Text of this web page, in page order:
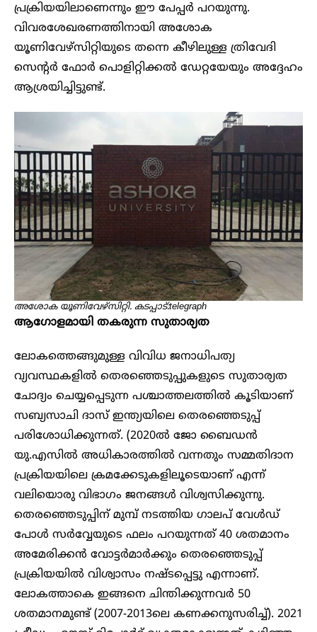
പ്രക്രിയയിലാണെന്നും ഈ പേപ്പർ പറയുന്നു.
വിവരശേഖരണത്തിനായി അശോക
യൂണിവേഴ്‌സിറ്റിയുടെ തന്നെ കീഴിലുള്ള ത്രിവേദി
സെന്റർ ഫോർ പൊളിറ്റിക്കൽ ഡേറ്റയേയും അദ്ദേഹം
ആശ്രയിച്ചിട്ടുണ്ട്.
അശോക യൂണിവേഴ്സിറ്റി. കടപ്പാട്:telegraph
ആ​ഗോളമായി തകരുന്ന സുതാര്യത
ലോകത്തെങ്ങുമുള്ള വിവിധ ജനാധിപത്യ
വ്യവസ്ഥകളിൽ തെരഞ്ഞെടുപ്പുകളുടെ സുതാര്യത
ചോദ്യം ചെയ്യപ്പെടുന്ന പശ്ചാത്തലത്തിൽ കൂടിയാണ്
സബ്യസാചി ദാസ് ഇന്ത്യയിലെ തെരഞ്ഞെടുപ്പ്
പരിശോധിക്കുന്നത്. (2020ൽ ജോ ബൈഡൻ
യു.എസിൽ അധികാരത്തിൽ വന്നതും സമ്മതിദാന
പ്രക്രിയയിലെ ക്രമക്കേടുകളിലൂടെയാണ് എന്ന്
വലിയൊരു വിഭാഗം ജനങ്ങൾ വിശ്വസിക്കുന്നു.
തെരഞ്ഞെടുപ്പിന് മുമ്പ് നടത്തിയ ഗാലപ് വേൾഡ്
പോൾ സർവ്വേയുടെ ഫലം പറയുന്നത് 40 ശതമാനം
അമേരിക്കൻ വോട്ടർമാർക്കും തെരഞ്ഞെടുപ്പ്
പ്രക്രിയയിൽ വിശ്വാസം നഷ്ടപ്പെട്ടു എന്നാണ്.
ലോകത്താകെ ഇങ്ങനെ ചിന്തിക്കുന്നവർ 50
ശതമാനമുണ്ട് (2007-2013ലെ കണക്കനുസരിച്ച്). 2021